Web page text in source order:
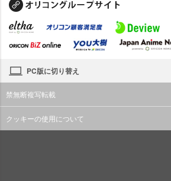
PC版に切り替え
禁無断複写転載
クッキーの使用について